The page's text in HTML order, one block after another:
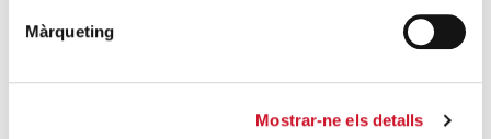
Màrqueting
Mostrar-ne els detalls
Càritas adequa la seva acció social a les